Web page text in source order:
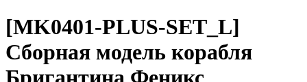
[MK0401-PLUS-SET_L]
Сборная модель корабля